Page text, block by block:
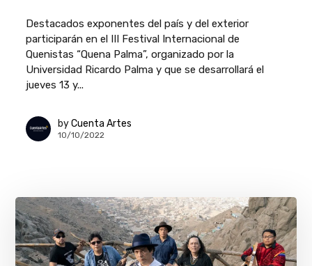
Destacados exponentes del país y del exterior
participarán en el III Festival Internacional de
Quenistas “Quena Palma”, organizado por la
Universidad Ricardo Palma y que se desarrollará el
jueves 13 y...
by Cuenta Artes
10/10/2022